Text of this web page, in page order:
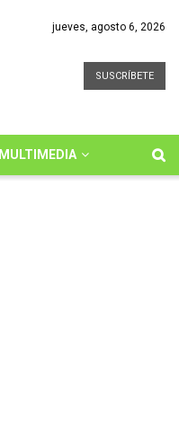
jueves, agosto 6, 2026
SUSCRÍBETE
MULTIMEDIA